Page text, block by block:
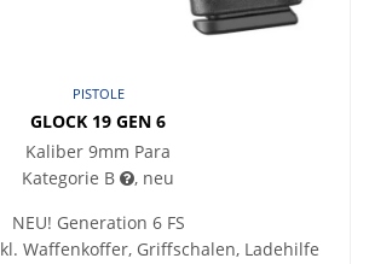
PISTOLE
GLOCK 19 GEN 6
Kaliber 9mm Para
Kategorie B
, neu
NEU! Generation 6 FS
Waffenkoffer, Griffschalen, Ladehilfe